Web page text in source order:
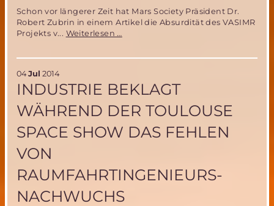
Schon vor längerer Zeit hat Mars Society Präsident Dr.
Robert Zubrin in einem Artikel die Absurdität des VASIMR
Projekts v... Weiterlesen …
für
Marsmissionen
04 Jul 2014
INDUSTRIE BEKLAGT
WÄHREND DER TOULOUSE
SPACE SHOW DAS FEHLEN
VON
RAUMFAHRTINGENIEURS-
NACHWUCHS